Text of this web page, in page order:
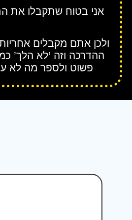
אני בטוח שתקבלו את
ולכן אתם מקבלים
ההדרכה וזה ‘לא הלך’
פשוט ולספר מה לא עבד לכם,